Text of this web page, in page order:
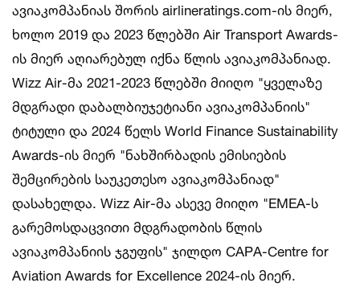
ავიაკომპანიას შორის airlineratings.com-ის მიერ,
ხოლო 2019 და 2023 წლებში Air Transport Awards-
ის მიერ აღიარებულ იქნა წლის ავიაკომპანიად.
Wizz Air-მა 2021-2023 წლებში მიიღო "ყველაზე
მდგრადი დაბალბიუჯეტიანი ავიაკომპანიის"
ტიტული და 2024 წელს World Finance Sustainability
Awards-ის მიერ "ნახშირბადის ემისიების
შემცირების საუკეთესო ავიაკომპანიად"
დასახელდა. Wizz Air-მა ასევე მიიღო "EMEA-ს
გარემოსდაცვითი მდგრადობის წლის
ავიაკომპანიის ჯგუფის" ჯილდო CAPA-Centre for
Aviation Awards for Excellence 2024-ის მიერ.